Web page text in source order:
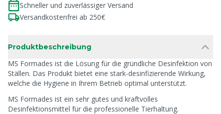
Schneller und zuverlässiger Versand
Versandkostenfrei ab 250€
Produktbeschreibung
MS Formades ist die Lösung für die gründliche Desinfektion von
Ställen. Das Produkt bietet eine stark-desinfizierende Wirkung,
welche die Hygiene in Ihrem Betrieb optimal unterstützt.
MS Formades ist ein sehr gutes und kraftvolles
Desinfektionsmittel für die professionelle Tierhaltung.